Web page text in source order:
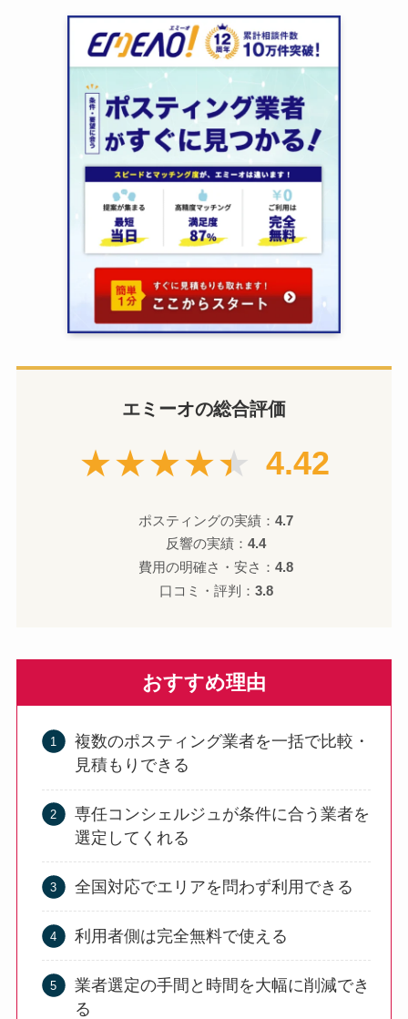
エミーオの総合評価
★★★★★ 4.42
ポスティングの実績：4.7
反響の実績：4.4
費用の明確さ・安さ：4.8
口コミ・評判： 3.8
おすすめ理由
複数のポスティング業者を一括で比較・
見積もりできる
専任コンシェルジュが条件に合う業者を
選定してくれる
全国対応でエリアを問わず利用できる
利用者側は完全無料で使える
業者選定の手間と時間を大幅に削減でき
る